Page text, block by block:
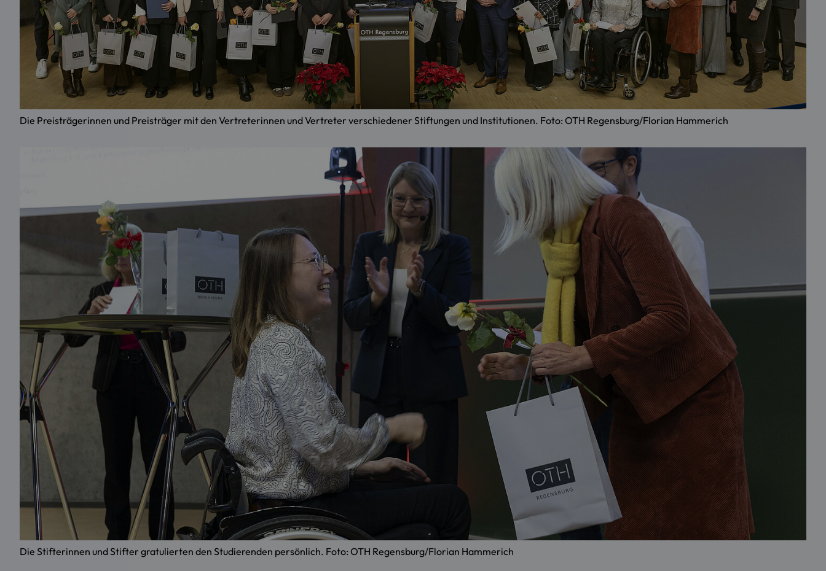
Die Preisträgerinnen und Preisträger mit den Vertreterinnen und Vertreter verschiedener Stiftungen und Institutionen. Foto: OTH Regensburg/Florian Hammerich
Die Stifterinnen und Stifter gratulierten den Studierenden persönlich. Foto: OTH Regensburg/Florian Hammerich